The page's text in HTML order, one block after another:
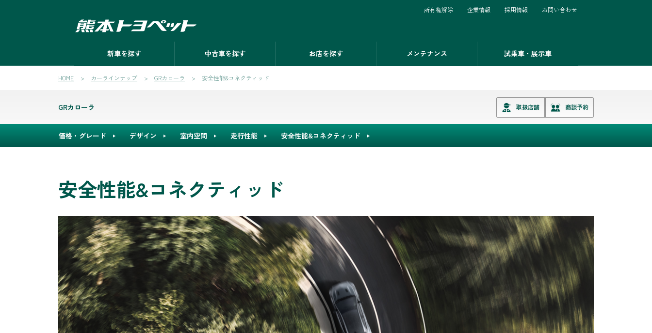
新車を探す 中古車を探す お店を探す メンテナンス 試乗車・展示車
所有権解除 企業情報 採用情報 お問い合わせ
HOME カーラインナップ GRカローラ 安全性能&コネクティッド
GRカローラ 取扱店舗 商談予約
価格・グレード デザイン 室内空間 走行性能 安全性能&コネクティッド
安全性能&コネクティッド